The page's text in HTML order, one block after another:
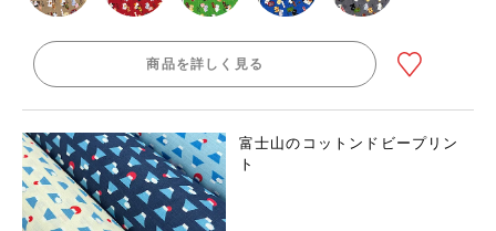
商品を詳しく見る
富士山のコットンドビープリン
ト